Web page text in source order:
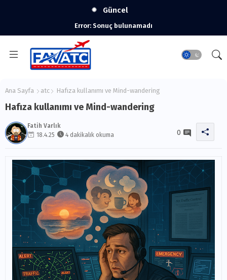
Güncel
Error: Sonuç bulunamadı
Ana Sayfa atc Hafıza kullanımı ve Mind-wandering
Hafıza kullanımı ve Mind-wandering
Fatih Varlık
18.4.25
4 dakikalık okuma 0